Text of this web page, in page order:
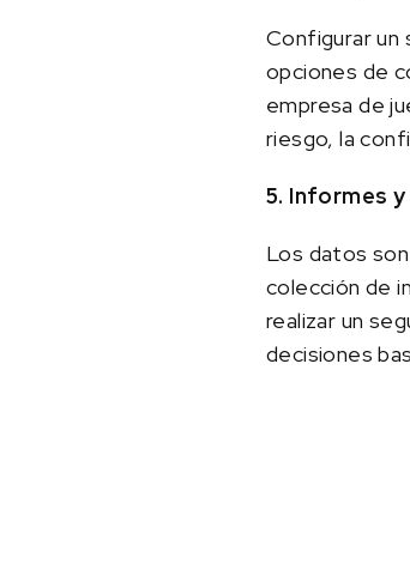
Configurar un
opciones de
empresa de
riesgo, la
5. Informes
Los datos
colección de
realizar un
decisiones